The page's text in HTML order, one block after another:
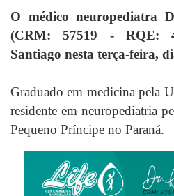
O médico neuropediatra
(CRM: 57519 - RQE:
Santiago nesta terça-feira,
Graduado em medicina pela
residente em neuropediatria
Pequeno Príncipe no Paraná.